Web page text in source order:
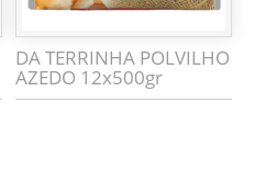
DA TERRINHA POLVILHO
AZEDO 12x500gr